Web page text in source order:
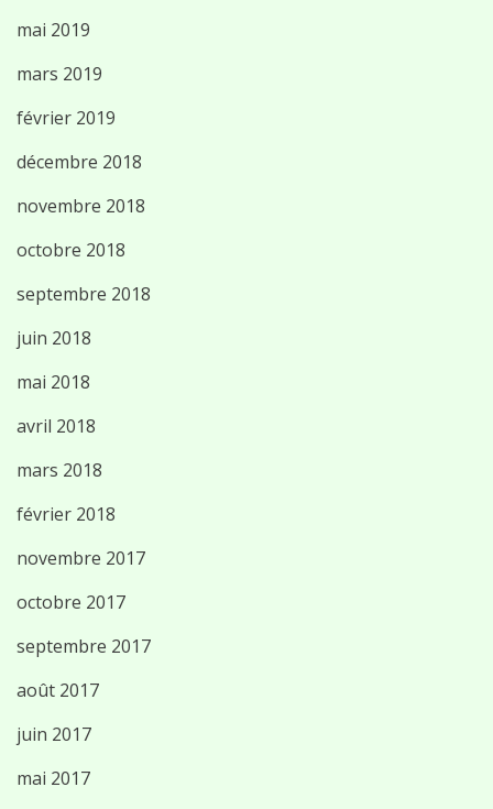
mai 2019
mars 2019
février 2019
décembre 2018
novembre 2018
octobre 2018
septembre 2018
juin 2018
mai 2018
avril 2018
mars 2018
février 2018
novembre 2017
octobre 2017
septembre 2017
août 2017
juin 2017
mai 2017